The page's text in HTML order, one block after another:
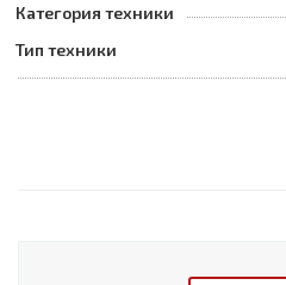
Категория техники
Тип техники